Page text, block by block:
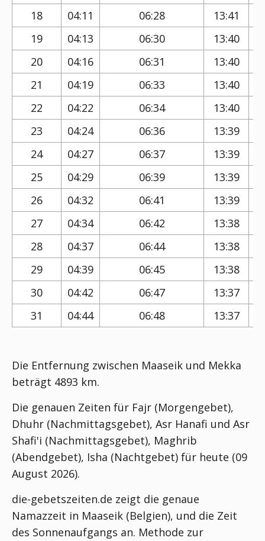
18 04:11 06:28 13:41
19
04:13 06:30 13:40
20
04:16 06:31 13:40
21
04:19 06:33 13:40
22
04:22 06:34 13:40
23
04:24 06:36 13:39
24
04:27 06:37 13:39
25
04:29 06:39 13:39
26
04:32 06:41 13:39
27
04:34 06:42 13:38
28
04:37 06:44 13:38
29
04:39 06:45 13:38
30
04:42 06:47 13:37
31
04:44 06:48 13:37
Die Entfernung zwischen Maaseik und Mekka
beträgt 4893 km.
Die genauen Zeiten für Fajr (Morgengebet),
Dhuhr (Nachmittagsgebet), Asr Hanafi und Asr
Shafi'i (Nachmittagsgebet), Maghrib
(Abendgebet), Isha (Nachtgebet) für heute (09
August 2026).
die-gebetszeiten.de zeigt die genaue
Namazzeit in Maaseik (Belgien), und die Zeit
des Sonnenaufgangs an. Methode zur